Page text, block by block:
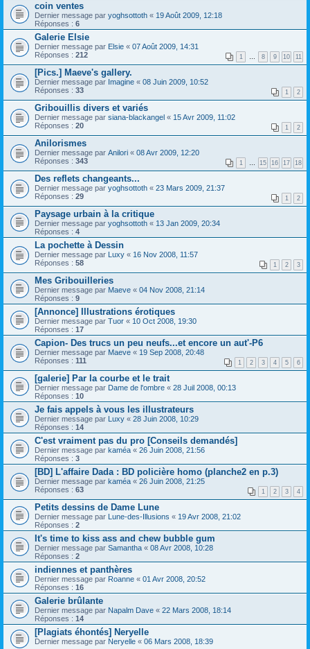
coin ventes
Dernier message par yoghsottoth « 19 Août 2009, 12:18
Réponses : 6
Galerie Elsie
Dernier message par Elsie « 07 Août 2009, 14:31
Réponses : 212 1 … 8 9 10 11
[Pics.] Maeve's gallery.
Dernier message par Imagine « 08 Juin 2009, 10:52
Réponses : 33 1 2
Gribouillis divers et variés
Dernier message par siana-blackangel « 15 Avr 2009, 11:02
Réponses : 20 1 2
Anilorismes
Dernier message par Anilori « 08 Avr 2009, 12:20
Réponses : 343 1 … 15 16 17 18
Des reflets changeants...
Dernier message par yoghsottoth « 23 Mars 2009, 21:37
Réponses : 29 1 2
Paysage urbain à la critique
Dernier message par yoghsottoth « 13 Jan 2009, 20:34
Réponses : 4
La pochette à Dessin
Dernier message par Luxy « 16 Nov 2008, 11:57
Réponses : 58 1 2 3
Mes Gribouilleries
Dernier message par Maeve « 04 Nov 2008, 21:14
Réponses : 9
[Annonce] Illustrations érotiques
Dernier message par Tuor « 10 Oct 2008, 19:30
Réponses : 17
Capion- Des trucs un peu neufs...et encore un aut'-P6
Dernier message par Maeve « 19 Sep 2008, 20:48
Réponses : 111 1 2 3 4 5 6
[galerie] Par la courbe et le trait
Dernier message par Dame de l'ombre « 28 Juil 2008, 00:13
Réponses : 10
Je fais appels à vous les illustrateurs
Dernier message par Luxy « 28 Juin 2008, 10:29
Réponses : 14
C'est vraiment pas du pro [Conseils demandés]
Dernier message par kaméa « 26 Juin 2008, 21:56
Réponses : 3
[BD] L'affaire Dada : BD policière homo (planche2 en p.3)
Dernier message par kaméa « 26 Juin 2008, 21:25
Réponses : 63 1 2 3 4
Petits dessins de Dame Lune
Dernier message par Lune-des-Illusions « 19 Avr 2008, 21:02
Réponses : 2
It's time to kiss ass and chew bubble gum
Dernier message par Samantha « 08 Avr 2008, 10:28
Réponses : 2
indiennes et panthères
Dernier message par Roanne « 01 Avr 2008, 20:52
Réponses : 16
Galerie brûlante
Dernier message par Napalm Dave « 22 Mars 2008, 18:14
Réponses : 14
[Plagiats éhontés] Neryelle
Dernier message par Neryelle « 06 Mars 2008, 18:39